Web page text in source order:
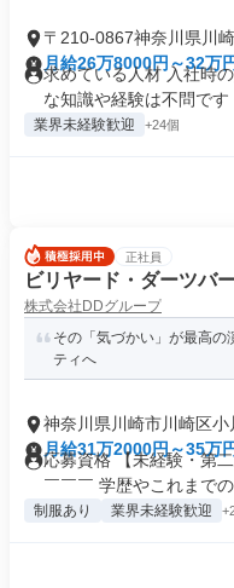
〒210-0867神奈川県川
月給26万8000円～32万
求めている人材 入社時
な知識や経験は不問です
業界未経験歓迎 +24個
正社員
ビリヤード・ダーツバ
株式会社DDグループ
その「気づかい」が最高の
ティへ
神奈川県川崎市川崎区小
月給31万2000円～35万
応募資格 【未経験・第
￣￣￣ 学歴やこれまでの
制服あり 業界未経験歓迎